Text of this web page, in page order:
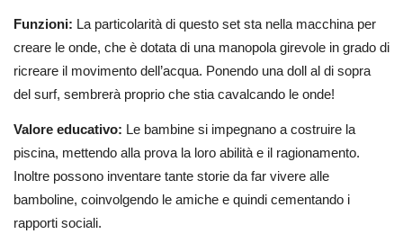
Funzioni: La particolarità di questo set sta nella macchina per
creare le onde, che è dotata di una manopola girevole in grado di
ricreare il movimento dell’acqua. Ponendo una doll al di sopra
del surf, sembrerà proprio che stia cavalcando le onde!
Valore educativo: Le bambine si impegnano a costruire la
piscina, mettendo alla prova la loro abilità e il ragionamento.
Inoltre possono inventare tante storie da far vivere alle
bamboline, coinvolgendo le amiche e quindi cementando i
rapporti sociali.